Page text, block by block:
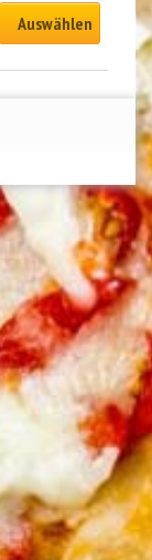
Auswählen